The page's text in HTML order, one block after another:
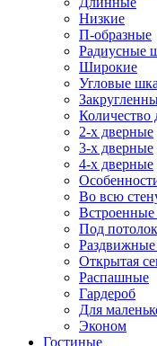
Низкие
П-образные
Радиусные
Широкие
Угловые
Количество
2-х дверные
3-х дверные
4-х дверные
Во всю
Под потолок
Открытая
Распашные
Гардероб
Для
Эконом
Гостиные